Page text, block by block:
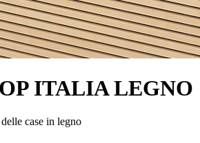
ITALIA LEGNO
case in legno